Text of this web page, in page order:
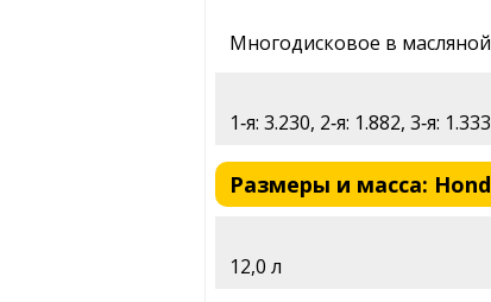
Многодисковое в
1‑я: 3.230, 2‑я: 1.882, 3‑я:
Размеры и масса:
12,0 л